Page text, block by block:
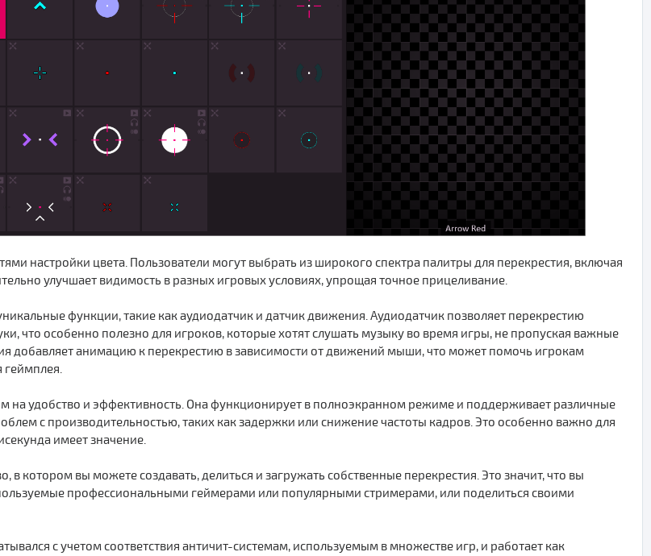
настройки цвета. Пользователи могут выбрать из широкого спектра палитры для перекрестия, включая
улучшает видимость в разных игровых условиях, упрощая точное прицеливание.
функции, такие как аудиодатчик и датчик движения. Аудиодатчик позволяет перекрестию
что особенно полезно для игроков, которые хотят слушать музыку во время игры, не пропуская важные
добавляет анимацию к перекрестию в зависимости от движений мыши, что может помочь игрокам
геймплея.
на удобство и эффективность. Она функционирует в полноэкранном режиме и поддерживает различные
с производительностью, таких как задержки или снижение частоты кадров. Это особенно важно для
имеет значение.
в котором вы можете создавать, делиться и загружать собственные перекрестия. Это значит, что вы
профессиональными геймерами или популярными стримерами, или поделиться своими
с учетом соответствия античит-системам, используемым в множестве игр, и работает как